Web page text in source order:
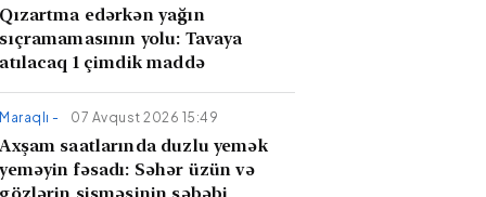
Qızartma edərkən yağın
sıçramamasının yolu: Tavaya
atılacaq 1 çimdik maddə
Maraqlı - 07 Avqust 2026 15:49
Axşam saatlarında duzlu yemək
yeməyin fəsadı: Səhər üzün və